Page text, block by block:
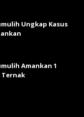
Ungkap Kasus
Amankan 1
Ternak